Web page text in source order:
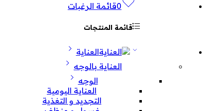
0قائمة الرغبات
قائمة المنتجات
العناية
العناية بالوجه
الوجه
العناية اليومية
التجديد و التغذية